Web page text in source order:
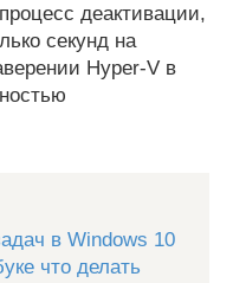
деактивации,
секунд на
Hyper-V в
в Windows 10
что делать